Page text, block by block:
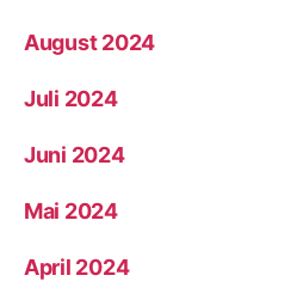
August 2024
Juli 2024
Juni 2024
Mai 2024
April 2024